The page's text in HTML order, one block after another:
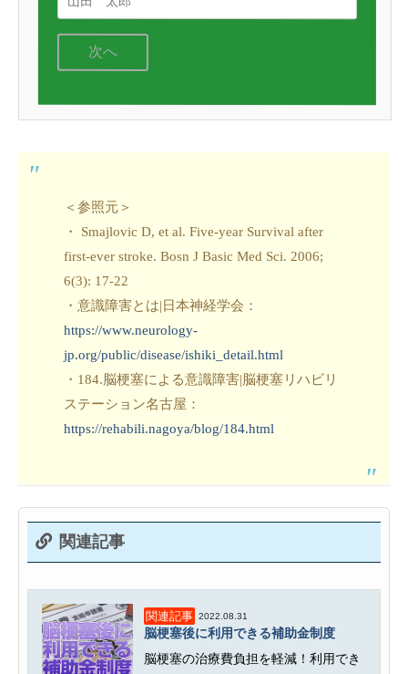
次へ
＜参照元＞
・ Smajlovic D, et al. Five-year Survival after
first-ever stroke. Bosn J Basic Med Sci. 2006;
6(3): 17-22
・意識障害とは|日本神経学会：
https://www.neurology-
jp.org/public/disease/ishiki_detail.html
・184.脳梗塞による意識障害|脳梗塞リハビリ
ステーション名古屋：
https://rehabili.nagoya/blog/184.html
関連記事
関連記事 2022.08.31
脳梗塞後に利用できる補助金制度
脳梗塞の治療費負担を軽減！利用でき